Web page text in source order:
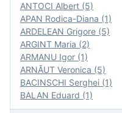
ANTOCI Albert (5)
APAN Rodica-Diana (1)
ARDELEAN Grigore (5)
ARGINT Maria (2)
ARMANU Igor (1)
ARNĂUT Veronica (5)
BACINSCHI Serghei (1)
BALAN Eduard (1)